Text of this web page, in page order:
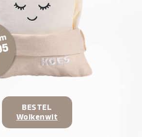
BESTEL
Wolkenwit